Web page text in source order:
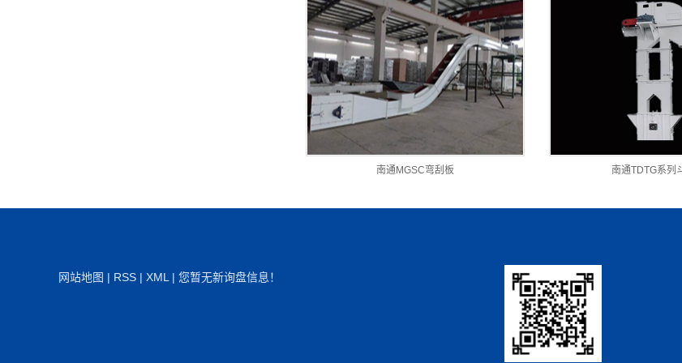
南通MGSC弯刮板 南通TDTG系列
网站地图 | RSS | XML | 您暂无新询盘信息！